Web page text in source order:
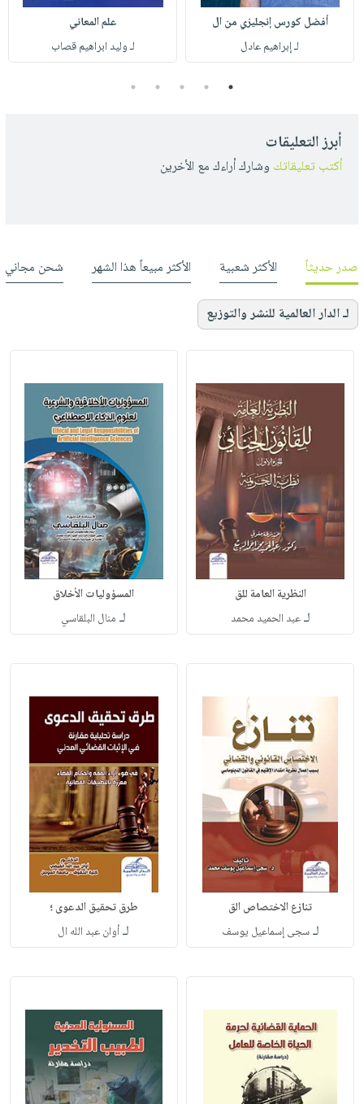
أفضل كورس إنجليزي من ال
لـ إبراهيم عادل
علم المعاني
لـ وليد ابراهيم قصاب
1
2
3
4
5
أبرز التعليقات
أكتب تعليقاتك وشارك أراءك مع الأخرين
صدر حديثاً الأكثر شعبية الأكثر مبيعاً هذا الشهر شحن مجاني
لـ الدار العالمية للنشر والتوزيع
النظرية العامة للق
لـعبد الحميد محمد
المسؤوليات الأخلاق
لـ منال البلقاسي
تنازع الاختصاص الق
لـسجى إسماعيل يوسف
طرق تحقيق الدعوى ؛
لـأوان عبد الله ال